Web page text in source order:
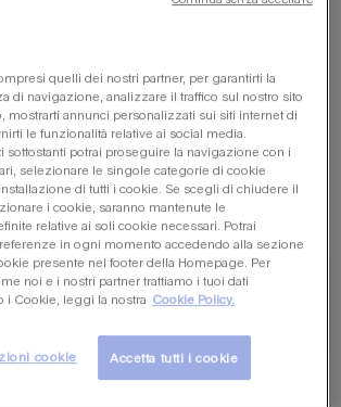
2
anche
quelli dei nostri partner, per garantirti la
di navigazione, analizzare il traffico sul nostro sito
mostrarti annunci personalizzati sui siti internet di
le funzionalità relative ai social media.
sottostanti potrai proseguire la navigazione con i
selezionare le singole categorie di cookie
di tutti i cookie. Se scegli di chiudere il
i cookie, saranno mantenute le
relative ai soli cookie necessari. Potrai
in ogni momento accedendo alla sezione
presente nel footer della Homepage. Per
noi e i nostri partner trattiamo i tuoi dati
i Cookie, leggi la nostra Cookie Policy.
cookie Accetta tutti i cookie